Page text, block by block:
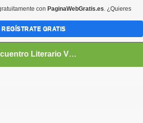
Encuentro Literario Virtual
con PaginaWebGratis.es. ¿Quieres
REGÍSTRATE GRATIS